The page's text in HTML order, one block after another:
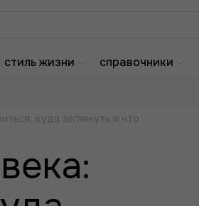
стиль жизни справочники
куда заглянуть и что